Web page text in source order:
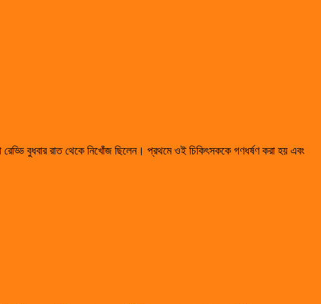
বুধবার রাত থেকে নিখোঁজ ছিলেন। প্রথমে ওই চিকিৎসককে গণধর্ষণ করা হয় এবং